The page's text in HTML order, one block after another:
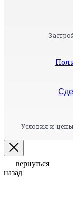
Условия и
вернуться
назад